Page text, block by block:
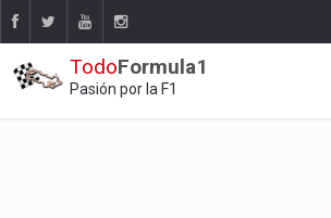
TodoFormula1
Pasión por la F1